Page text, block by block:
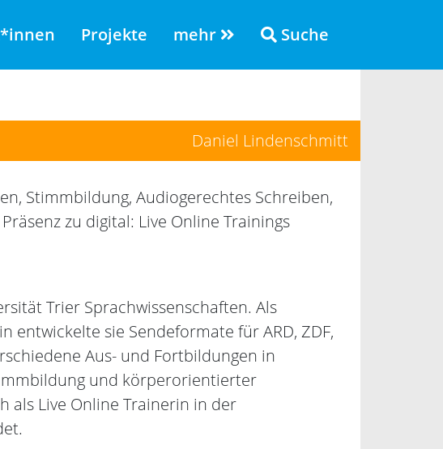
Projekte mehr Suche
Daniel Lindenschmitt
Stimmbildung, Audiogerechtes Schreiben,
zu digital: Live Online Trainings
Trier Sprachwissenschaften. Als
entwickelte sie Sendeformate für ARD, ZDF,
Aus- und Fortbildungen in
und körperorientierter
als Live Online Trainerin in der